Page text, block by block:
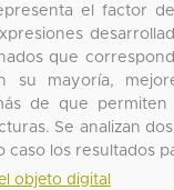
el factor
que
su mayoría,
de que
Se analizan
caso los resultados
objeto digital